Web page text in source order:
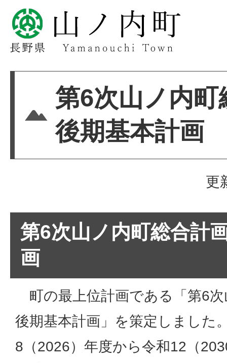
第6次山ノ内
後期基本計画
更
第6次山ノ内町総合計
画
町の最上位計画である「第6
後期基本計画」を策定しました
8（2026）年度から令和12（